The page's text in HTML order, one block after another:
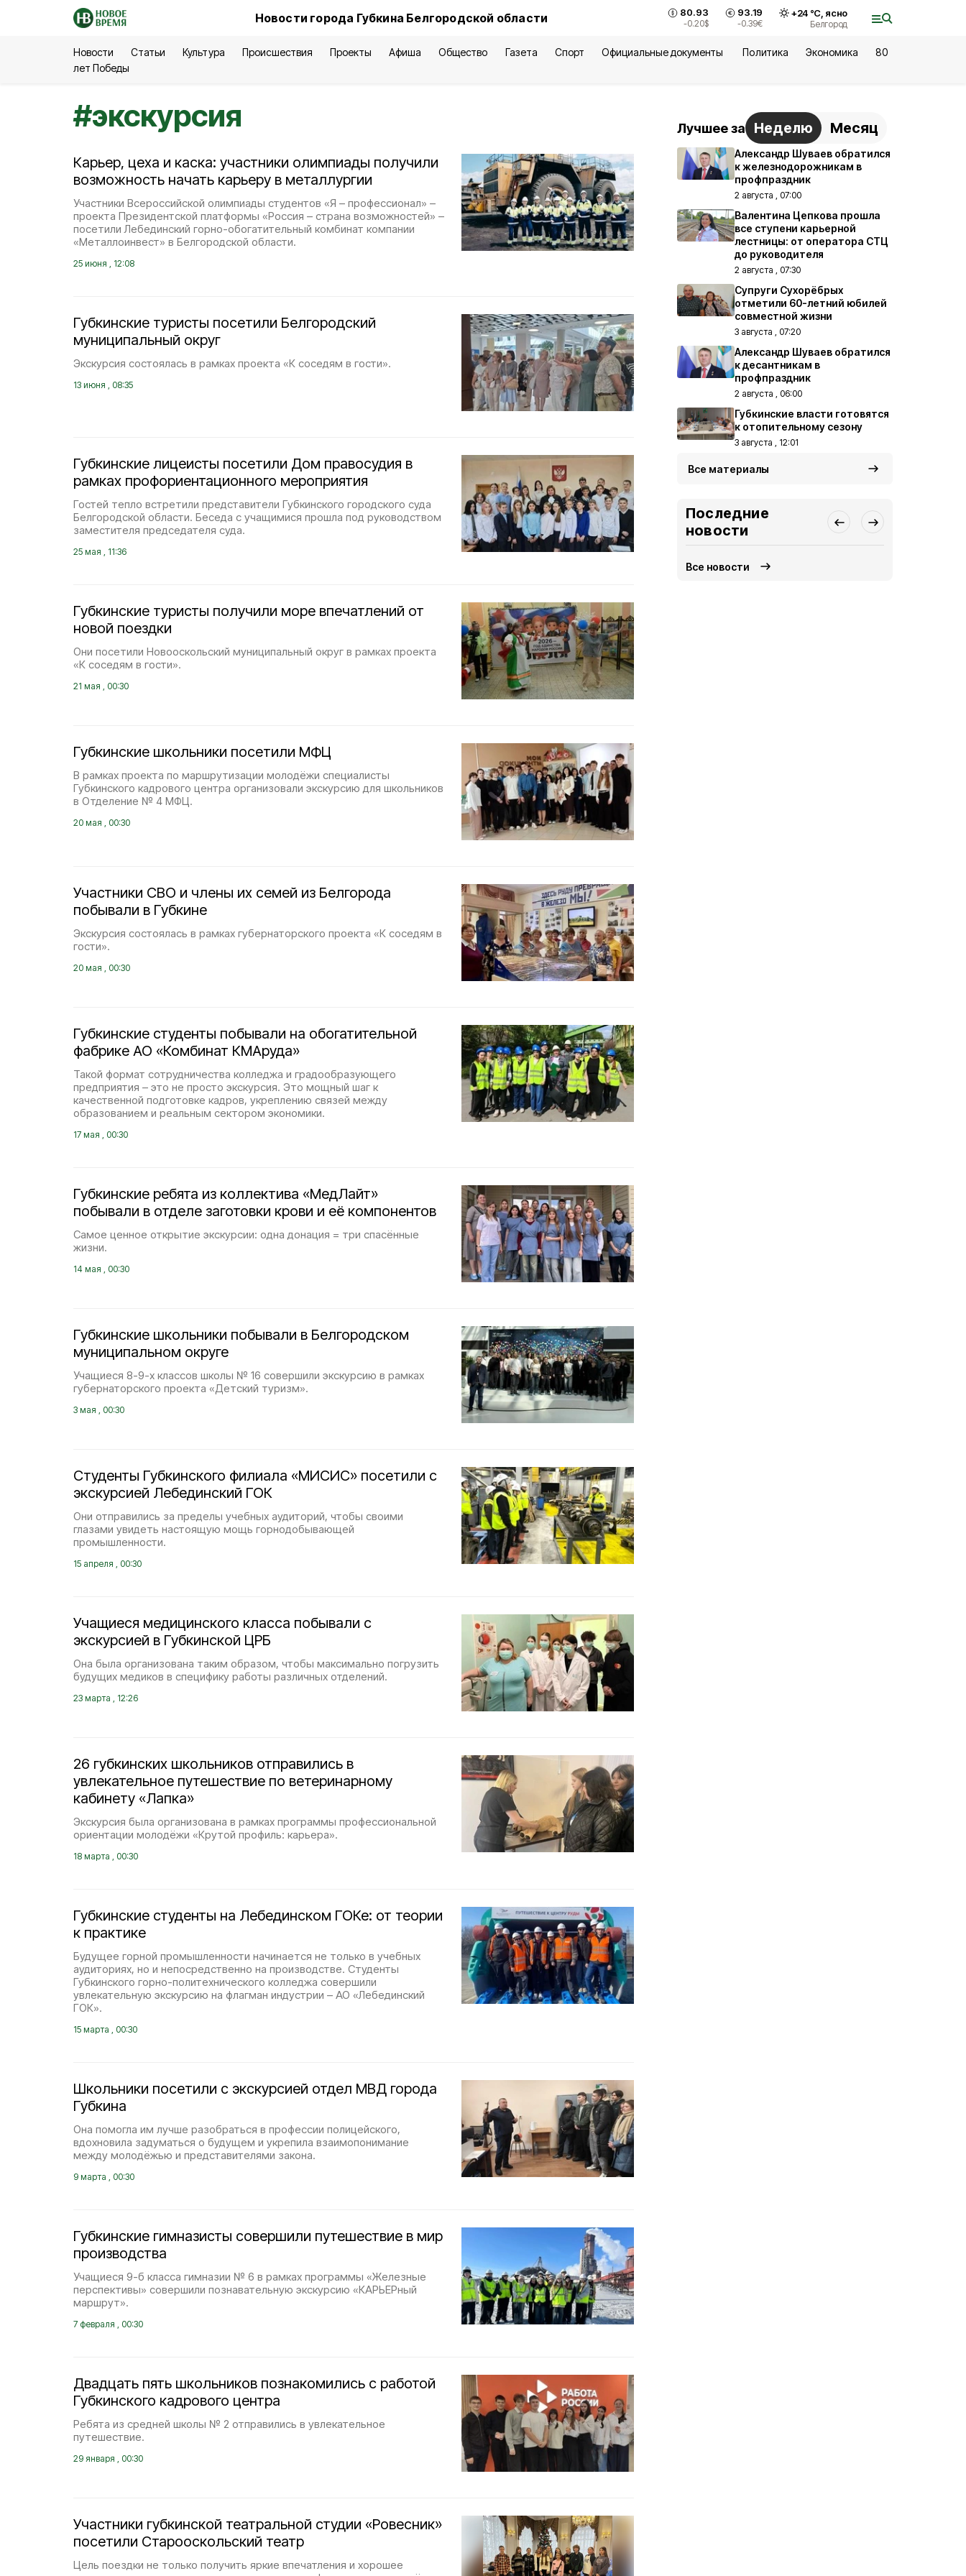
Новости города Губкина Белгородской области 80.93
-0.20$
93.19
-0.39€
+24°С, ясно
Белгород
Новости Статьи Культура Происшествия Проекты Афиша Общество Газета Спорт Официальные документы Политика Экономика
80
лет Победы
#экскурсия
Карьер, цеха и каска: участники олимпиады получили
возможность начать карьеру в металлургии
Участники Всероссийской олимпиады студентов «Я – профессионал» –
проекта Президентской платформы «Россия – страна возможностей» –
посетили Лебединский горно-обогатительный комбинат компании
«Металлоинвест» в Белгородской области.
25 июня , 12:08
Губкинские туристы посетили Белгородский
муниципальный округ
Экскурсия состоялась в рамках проекта «К соседям в гости».
13 июня , 08:35
Губкинские лицеисты посетили Дом правосудия в
рамках профориентационного мероприятия
Гостей тепло встретили представители Губкинского городского суда
Белгородской области. Беседа с учащимися прошла под руководством
заместителя председателя суда.
25 мая , 11:36
Губкинские туристы получили море впечатлений от
новой поездки
Они посетили Новооскольский муниципальный округ в рамках проекта
«К соседям в гости».
21 мая , 00:30
Губкинские школьники посетили МФЦ
В рамках проекта по маршрутизации молодёжи специалисты
Губкинского кадрового центра организовали экскурсию для школьников
в Отделение № 4 МФЦ.
20 мая , 00:30
Участники СВО и члены их семей из Белгорода
побывали в Губкине
Экскурсия состоялась в рамках губернаторского проекта «К соседям в
гости».
20 мая , 00:30
Губкинские студенты побывали на обогатительной
фабрике АО «Комбинат КМАруда»
Такой формат сотрудничества колледжа и градообразующего
предприятия – это не просто экскурсия. Это мощный шаг к
качественной подготовке кадров, укреплению связей между
образованием и реальным сектором экономики.
17 мая , 00:30
Губкинские ребята из коллектива «МедЛайт»
побывали в отделе заготовки крови и её компонентов
Самое ценное открытие экскурсии: одна донация = три спасённые
жизни.
14 мая , 00:30
Губкинские школьники побывали в Белгородском
муниципальном округе
Учащиеся 8-9-х классов школы № 16 совершили экскурсию в рамках
губернаторского проекта «Детский туризм».
3 мая , 00:30
Студенты Губкинского филиала «МИСИС» посетили с
экскурсией Лебединский ГОК
Они отправились за пределы учебных аудиторий, чтобы своими
глазами увидеть настоящую мощь горнодобывающей
промышленности.
15 апреля , 00:30
Учащиеся медицинского класса побывали с
экскурсией в Губкинской ЦРБ
Она была организована таким образом, чтобы максимально погрузить
будущих медиков в специфику работы различных отделений.
23 марта , 12:26
26 губкинских школьников отправились в
увлекательное путешествие по ветеринарному
кабинету «Лапка»
Экскурсия была организована в рамках программы профессиональной
ориентации молодёжи «Крутой профиль: карьера».
18 марта , 00:30
Губкинские студенты на Лебединском ГОКе: от теории
к практике
Будущее горной промышленности начинается не только в учебных
аудиториях, но и непосредственно на производстве. Студенты
Губкинского горно-политехнического колледжа совершили
увлекательную экскурсию на флагман индустрии – АО «Лебединский
ГОК».
15 марта , 00:30
Школьники посетили с экскурсией отдел МВД города
Губкина
Она помогла им лучше разобраться в профессии полицейского,
вдохновила задуматься о будущем и укрепила взаимопонимание
между молодёжью и представителями закона.
9 марта , 00:30
Губкинские гимназисты совершили путешествие в мир
производства
Учащиеся 9-б класса гимназии № 6 в рамках программы «Железные
перспективы» совершили познавательную экскурсию «КАРЬЕРный
маршрут».
7 февраля , 00:30
Двадцать пять школьников познакомились с работой
Губкинского кадрового центра
Ребята из средней школы № 2 отправились в увлекательное
путешествие.
29 января , 00:30
Участники губкинской театральной студии «Ровесник»
посетили Старооскольский театр
Цель поездки не только получить яркие впечатления и хорошее
Лучшее за Неделю Месяц
Александр Шуваев обратился
к железнодорожникам в
профпраздник
2 августа , 07:00
Валентина Цепкова прошла
все ступени карьерной
лестницы: от оператора СТЦ
до руководителя
2 августа , 07:30
Супруги Сухорёбрых
отметили 60-летний юбилей
совместной жизни
3 августа , 07:20
Александр Шуваев обратился
к десантникам в
профпраздник
2 августа , 06:00
Губкинские власти готовятся
к отопительному сезону
3 августа , 12:01
Все материалы
Последние
новости
Все новости